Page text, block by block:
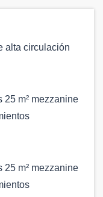
alta circulación
25 m² mezzanine
25 m² mezzanine